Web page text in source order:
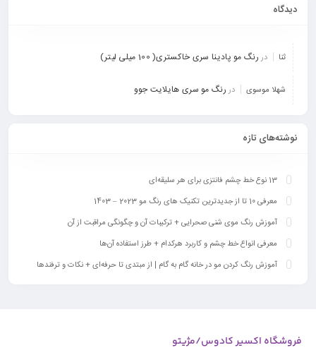
دیدگاه
ثنا دررنگ مو پادینا سری خاکستری( 100 میلی لیتر)
شهلا موسوی دررنگ مو سری هایلایت جوو
نوشته‌های تازه
13 نوع خط چشم فانتزی برای هر سلیقه‌ای
معرفی 10 تا از جدیدترین تکنیک‎ های رنگ مو 2023 – 1403
آموزش رنگ موی شنی صحرایی + ترکیبات آن و چگونگی مراقبت از آن
معرفی انواع خط چشم و کاربرد هرکدام + طرز استفاده آن‌ها
آموزش رنگ کردن مو در خانه گام به گام | از مبتدی تا حرفه‌ای + نکات و ترفندها
فروشگاه اکسیر کادوس/مژیتو